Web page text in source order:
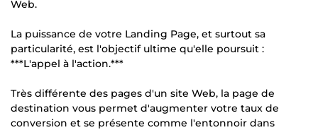
Web.
La puissance de votre Landing Page, et surtout sa
particularité, est l'objectif ultime qu'elle poursuit :
***L'appel à l'action.***
Très différente des pages d'un site Web, la page de
destination vous permet d'augmenter votre taux de
conversion et se présente comme l'entonnoir dans